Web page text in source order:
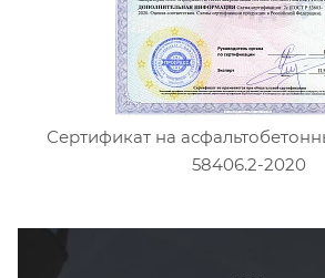
Сертификат на
58406.2-2020